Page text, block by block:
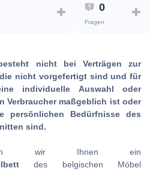
0
Fragen
nicht bei Verträgen zur
nicht vorgefertigt sind und für
individuelle Auswahl oder
Verbraucher maßgeblich ist oder
persönlichen Bedürfnisse des
sind.
wir Ihnen ein
des belgischen Möbel